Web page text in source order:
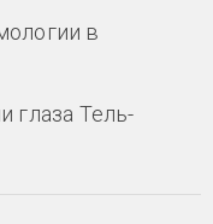
в
глаза Тель-